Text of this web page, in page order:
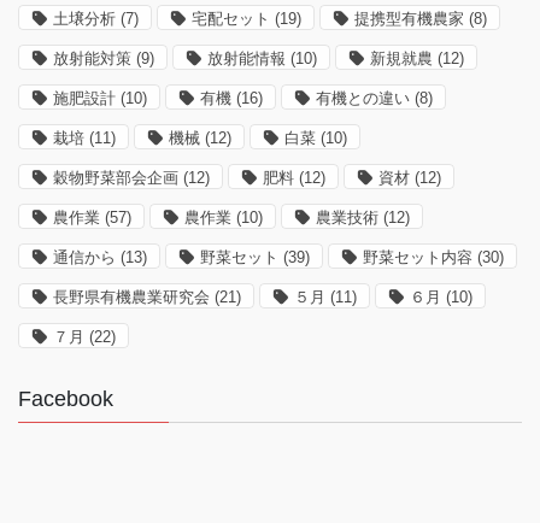
土壌分析 (7) 宅配セット (19) 提携型有機農家 (8)
放射能対策 (9) 放射能情報 (10) 新規就農 (12)
施肥設計 (10) 有機 (16) 有機との違い (8)
栽培 (11) 機械 (12) 白菜 (10)
穀物野菜部会企画 (12) 肥料 (12) 資材 (12)
農作業 (57) 農作業 (10) 農業技術 (12)
通信から (13) 野菜セット (39) 野菜セット内容 (30)
長野県有機農業研究会 (21) ５月 (11) ６月 (10)
７月 (22)
Facebook